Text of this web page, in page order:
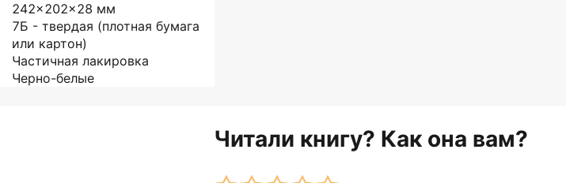
242x202x28 мм
7Б - твердая (плотная бумага
или картон)
Частичная лакировка
Черно-белые
Читали книгу? Как она вам?